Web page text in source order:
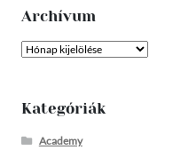
Archívum
Archívum
Kategóriák
Academy